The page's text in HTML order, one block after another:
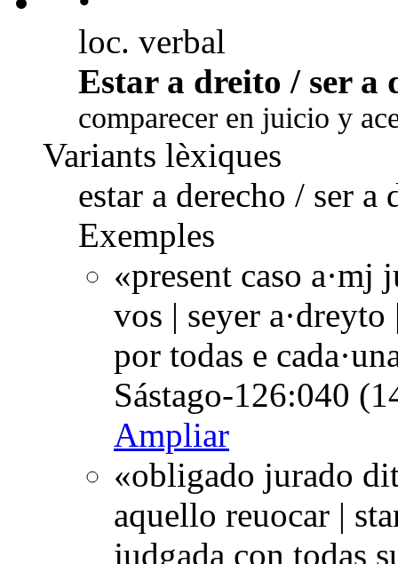
loc. verbal
Estar a dreito / ser a
comparecer en juicio y
Variants lèxiques
estar a derecho / ser a
Exemples
«present caso
vos | seyer
por todas e
Sástago-126:040
Ampliar
«obligado jurado
aquello reuocar |
judgada con todas